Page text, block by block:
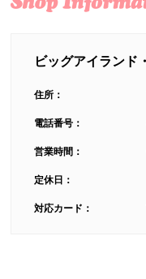
ビッグアイランド
住所：
電話番号：
営業時間：
定休日：
対応カード：